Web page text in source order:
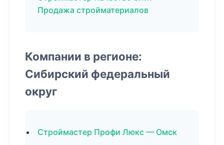
Продажа стройматериалов
Компании в регионе:
Сибирский федеральный
округ
Строймастер Профи Люкс — Омск